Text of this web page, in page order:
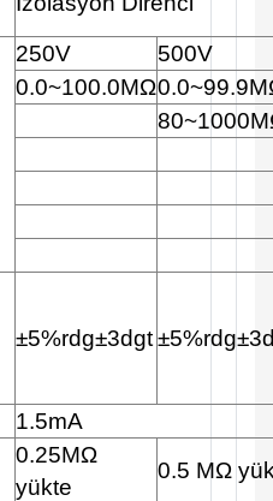
250V
500V
0.0~100.0MΩ
±5%rdg±3dgt
1.5mA
0.25MΩ
yükte
0.5 MΩ